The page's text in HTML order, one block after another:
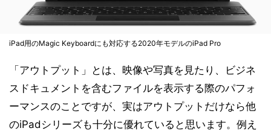
iPad用のMagic Keyboardにも対応する2020年モデルのiPad Pro
「アウトプット」とは、映像や写真を見たり、ビジネ
スドキュメントを含むファイルを表示する際のパフォ
ーマンスのことですが、実はアウトプットだけなら他
のiPadシリーズも十分に優れていると思います。例え